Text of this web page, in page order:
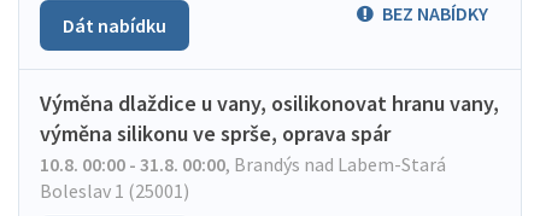
BEZ NABÍDKY
Dát nabídku
Výměna dlaždice u vany, osilikonovat hranu vany,
výměna silikonu ve sprše, oprava spár
10.8. 00:00 - 31.8. 00:00, Brandýs nad Labem-Stará
Boleslav 1 (25001)